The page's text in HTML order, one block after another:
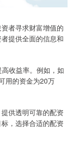
者寻求财富增值的
提供全面的信息和
收益率。例如，如
用的资金为20万
供透明可靠的配资
，选择合适的配资